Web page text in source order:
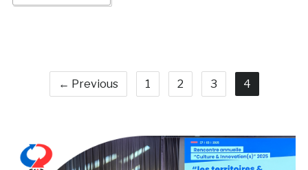
← Previous 1 2 3 4